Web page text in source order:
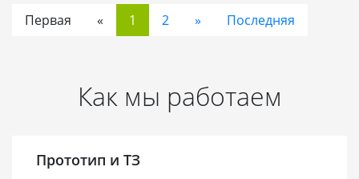
Первая « 1 2 » Последняя
Как мы работаем
Прототип и ТЗ